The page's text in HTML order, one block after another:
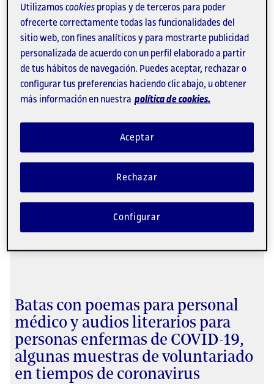
Programa de acogida para
personas refugiadas, solicitantes
de asilo y apátridas
Voluntarios y voluntarias que dedican parte de su
tiempo a hacer más fácil la integración en la UOC de
las personas que han tenido que huir por conflictos
Una comunidad comprometida
Batas con poemas para personal
médico y audios literarios para
personas enfermas de COVID-19,
algunas muestras de voluntariado
en tiempos de coronavirus
Utilizamoscookies propias y de terceros para poder
ofrecerte correctamente todas las funcionalidades del
sitio web, con fines analíticos y para mostrarte publicidad
personalizada de acuerdo con un perfil elaborado a partir
de tus hábitos de navegación. Puedes aceptar, rechazar o
configurar tus preferencias haciendo clic abajo, u obtener
más información en nuestra política de cookies.
Rechazar
Aceptar
Configurar